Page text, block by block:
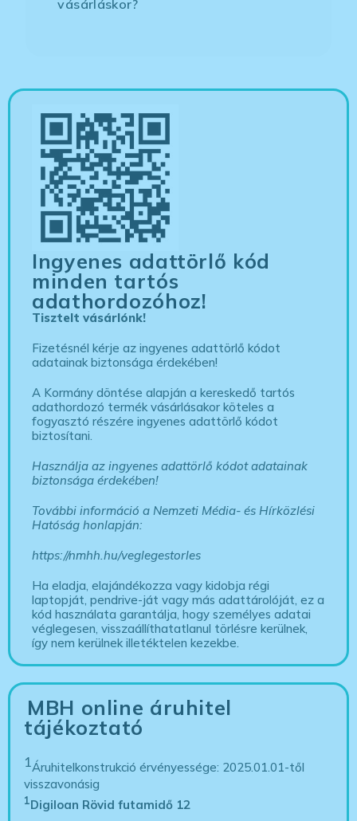
vásárláskor?
Ingyenes adattörlő kód
minden tartós
adathordozóhoz!
Tisztelt vásárlónk!
Fizetésnél kérje az ingyenes adattörlő kódot
adatainak biztonsága érdekében!
A Kormány döntése alapján a kereskedő tartós
adathordozó termék vásárlásakor köteles a
fogyasztó részére ingyenes adattörlő kódot
biztosítani.
Használja az ingyenes adattörlő kódot adatainak
biztonsága érdekében!
További információ a Nemzeti Média- és Hírközlési
Hatóság honlapján:
https://nmhh.hu/veglegestorles
Ha eladja, elajándékozza vagy kidobja régi
laptopját, pendrive-ját vagy más adattárolóját, ez a
kód használata garantálja, hogy személyes adatai
véglegesen, visszaállíthatatlanul törlésre kerülnek,
így nem kerülnek illetéktelen kezekbe.
MBH online áruhitel
tájékoztató
1Áruhitelkonstrukció érvényessége: 2025.01.01-től
visszavonásig
1Digiloan Rövid futamidő 12